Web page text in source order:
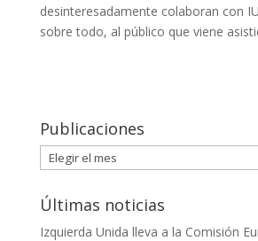
desinteresadamente colaboran con
sobre todo, al público que viene
Publicaciones
Publicaciones
Últimas noticias
Izquierda Unida lleva a la Comisión